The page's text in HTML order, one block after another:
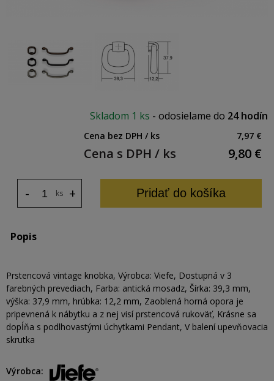
Skladom 1 ks - odosielame do 24 hodín
Cena bez DPH / ks 7,97 €
Cena s DPH / ks 9,80 €
ks +
- Pridať do košíka
Popis
Prstencová vintage knobka, Výrobca: Viefe, Dostupná v 3
farebných prevediach, Farba: antická mosadz, Šírka: 39,3 mm,
výška: 37,9 mm, hrúbka: 12,2 mm, Zaoblená horná opora je
pripevnená k nábytku a z nej visí prstencová rukoväť, Krásne sa
dopĺňa s podlhovastými úchytkami Pendant, V balení upevňovacia
skrutka
Výrobca